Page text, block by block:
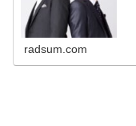
radsum.com